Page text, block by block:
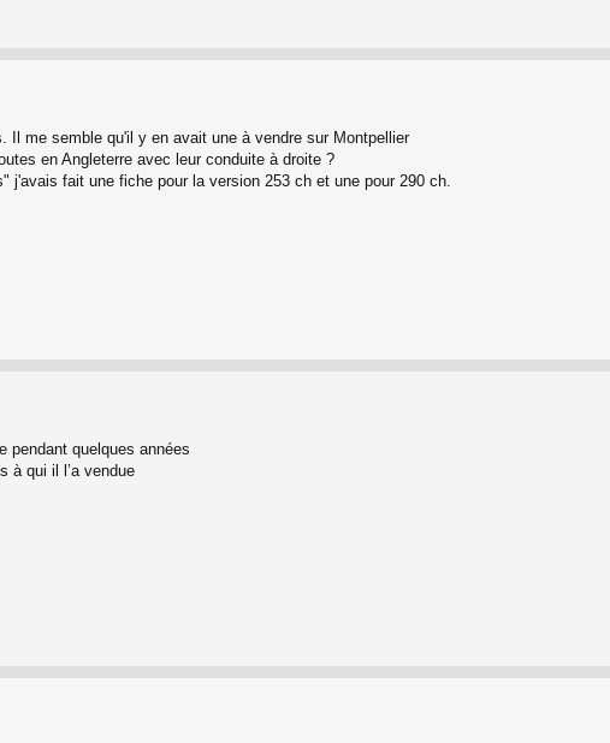
Il me semble qu'il y en avait une à vendre sur Montpellier
en Angleterre avec leur conduite à droite ?
j'avais fait une fiche pour la version 253 ch et une pour 290 ch.
pendant quelques années
à qui il l’a vendue